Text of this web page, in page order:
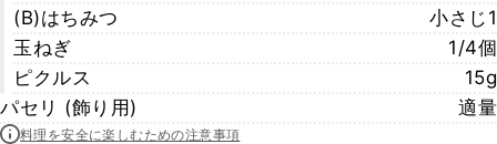
(B)はちみつ
小さじ1
玉ねぎ
1/4個
ピクルス
15g
パセリ (飾り用)
適量
料理を安全に楽しむための注意事項